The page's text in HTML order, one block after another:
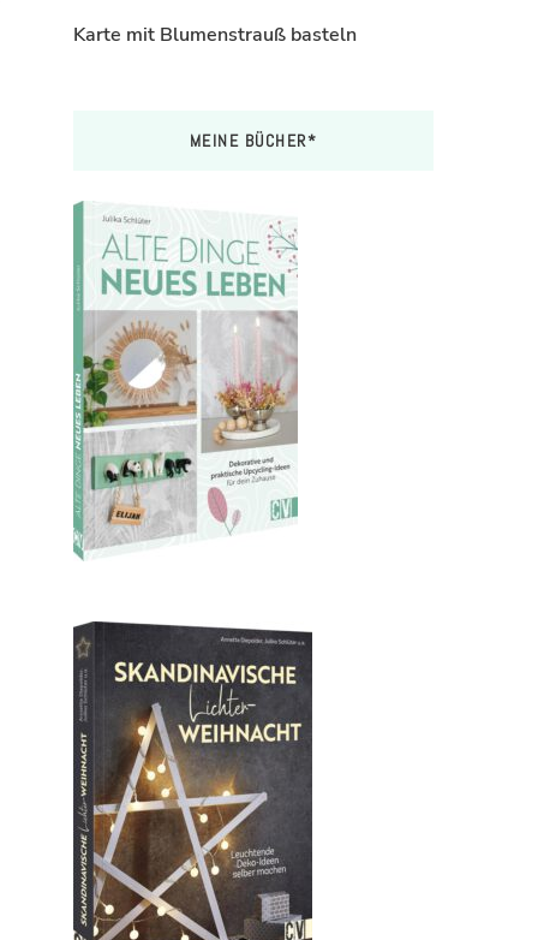
Karte mit Blumenstrauß basteln
MEINE BÜCHER*